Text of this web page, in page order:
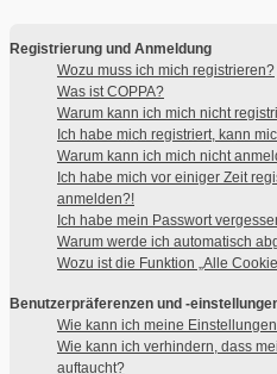
Registrierung und Anmeldung
Wozu muss ich mich registrieren?
Was ist COPPA?
Warum kann ich mich nicht
Ich habe mich registriert, kann
Warum kann ich mich nicht
Ich habe mich vor einiger Zeit
anmelden?!
Ich habe mein Passwort
Warum werde ich automatisch
Wozu ist die Funktion „Alle
Benutzerpräferenzen und -
Wie kann ich meine
Wie kann ich verhindern, dass
auftaucht?